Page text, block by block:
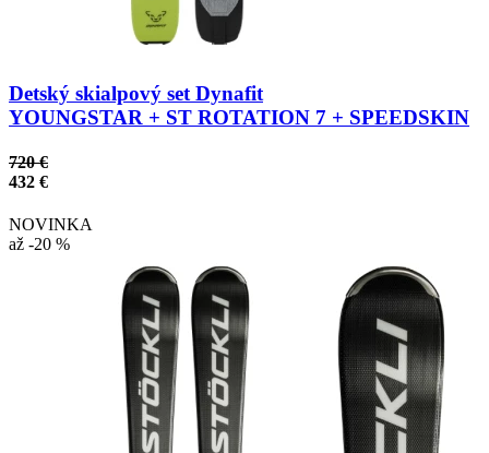
Detský skialpový set Dynafit
YOUNGSTAR + ST ROTATION 7 + SPEEDSKIN
720 €
432 €
NOVINKA
až -20 %